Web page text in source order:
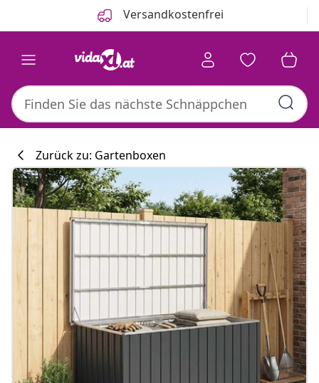
Versandkostenfrei
Zurück zu: Gartenboxen